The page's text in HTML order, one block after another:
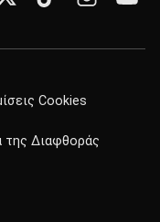
Cookies
της Διαφθοράς